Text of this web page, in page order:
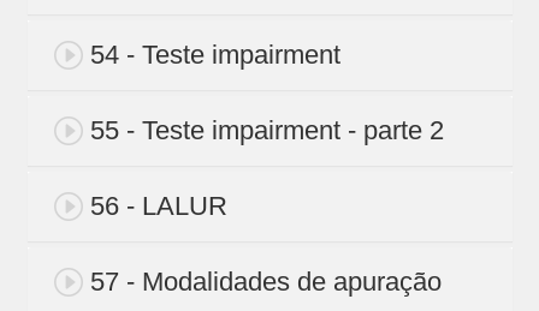
54 - Teste impairment
55 - Teste impairment - parte 2
56 - LALUR
57 - Modalidades de apuração